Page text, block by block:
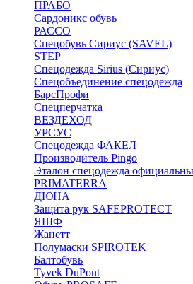
ПРАБО
Сардоникс обувь
РАССО
Спецобувь Сириус (SAVEL)
STEP
Спецодежда Sirius (Сириус)
Спецобъединение спецодежда
БарсПрофи
Спецперчатка
ВЕЗДЕХОД
УРСУС
Спецодежда ФАКЕЛ
Производитель Pingo
Эталон спецодежда
PRIMATERRA
ДЮНА
Защита рук SAFEPROTECT
ЯШФ
Жанетт
Полумаски SPIROTEK
Балтобувь
Tyvek DuPont